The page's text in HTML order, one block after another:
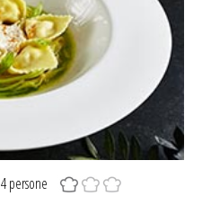
4 persone